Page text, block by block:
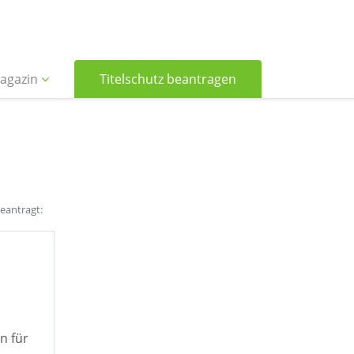
Titelschutz beantragen
für